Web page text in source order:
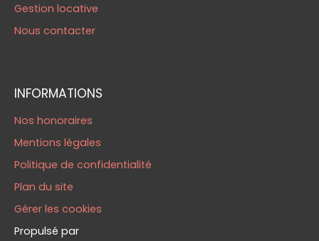
Gestion locative
Nous contacter
INFORMATIONS
Nos honoraires
Mentions légales
Politique de confidentialité
Plan du site
Gérer les cookies
Propulsé par